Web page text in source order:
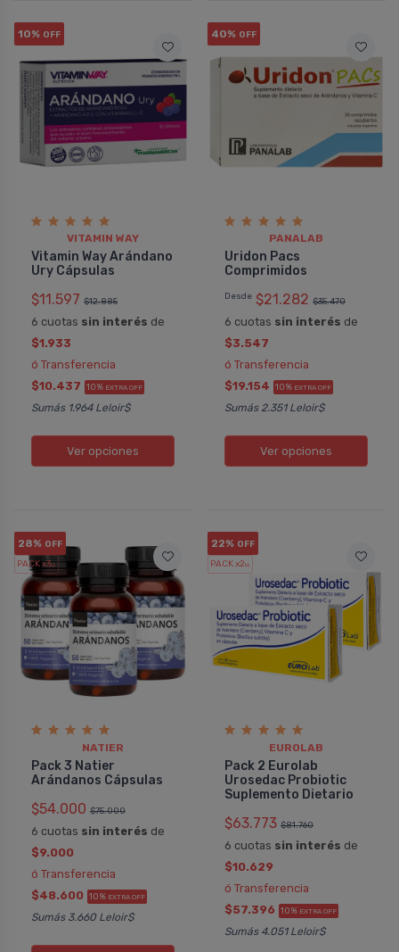
10% OFF
VITAMIN WAY
Vitamin Way Arándano
Ury Cápsulas
$11.597 $12.885
6 cuotas sin interés de
$1.933
ó Transferencia
$10.437 10% EXTRA OFF
Sumás 1.964 Leloir$
Ver opciones
40% OFF
PANALAB
Uridon Pacs
Comprimidos
Desde $21.282 $35.470
6 cuotas sin interés de
$3.547
ó Transferencia
$19.154 10% EXTRA OFF
Sumás 2.351 Leloir$
Ver opciones
28% OFF
PACK x3u.
NATIER
Pack 3 Natier
Arándanos Cápsulas
$54.000 $75.000
6 cuotas sin interés de
$9.000
ó Transferencia
$48.600 10% EXTRA OFF
Sumás 3.660 Leloir$
22% OFF
PACK x2u.
EUROLAB
Pack 2 Eurolab
Urosedac Probiotic
Suplemento Dietario
$63.773 $81.760
6 cuotas sin interés de
$10.629
ó Transferencia
$57.396 10% EXTRA OFF
Sumás 4.051 Leloir$